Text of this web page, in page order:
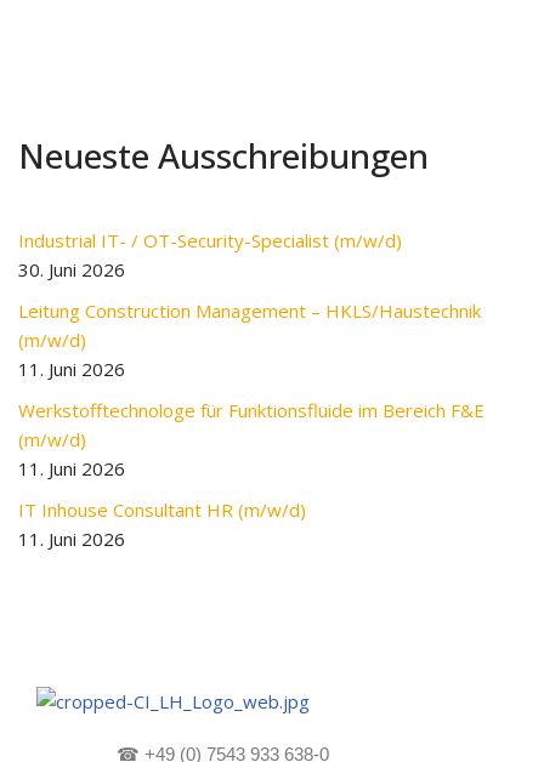
Neueste Ausschreibungen
Industrial IT- / OT-Security-Specialist (m/w/d)
30. Juni 2026
Leitung Construction Management – HKLS/Haustechnik
(m/w/d)
11. Juni 2026
Werkstofftechnologe für Funktionsfluide im Bereich F&E
(m/w/d)
11. Juni 2026
IT Inhouse Consultant HR (m/w/d)
11. Juni 2026
☎ +49 (0) 7543 933 638-0